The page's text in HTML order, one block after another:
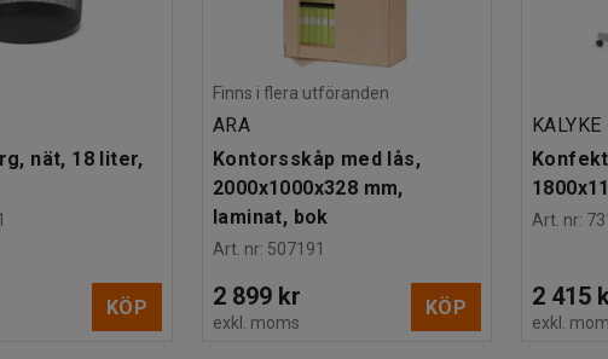
nät, 18 liter,
KÖP
Finns i flera utföranden
ARA
Kontorsskåp med lås,
2000x1000x328 mm,
laminat, bok
Art. nr: 507191
2 899 kr
exkl. moms
KÖP
KALYKE
Art. nr:
2 415
exkl.